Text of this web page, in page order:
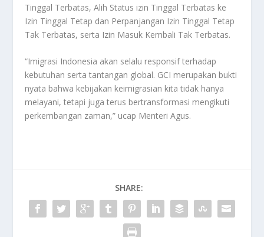
Tinggal Terbatas, Alih Status izin Tinggal Terbatas ke
Izin Tinggal Tetap dan Perpanjangan Izin Tinggal Tetap
Tak Terbatas, serta Izin Masuk Kembali Tak Terbatas.
“Imigrasi Indonesia akan selalu responsif terhadap
kebutuhan serta tantangan global. GCI merupakan bukti
nyata bahwa kebijakan keimigrasian kita tidak hanya
melayani, tetapi juga terus bertransformasi mengikuti
perkembangan zaman,” ucap Menteri Agus.
SHARE: